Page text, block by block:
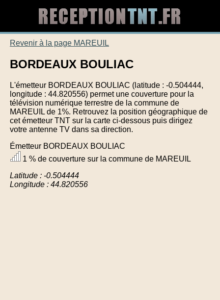
Revenir à la page MAREUIL
BORDEAUX BOULIAC
L'émetteur BORDEAUX BOULIAC (latitude : -0.504444,
longitude : 44.820556) permet une couverture pour la
télévision numérique terrestre de la commune de
MAREUIL de 1%. Retrouvez la position géographique de
cet émetteur TNT sur la carte ci-dessous puis dirigez
votre antenne TV dans sa direction.
Émetteur BORDEAUX BOULIAC
1 % de couverture sur la commune de MAREUIL
Latitude : -0.504444
Longitude : 44.820556